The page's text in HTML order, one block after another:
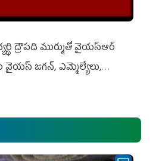
ద్రౌప‌ది ముర్ముతో వైయ‌స్ఆర్
వైయ‌స్ జ‌గ‌న్, ఎమ్మెల్యేలు,